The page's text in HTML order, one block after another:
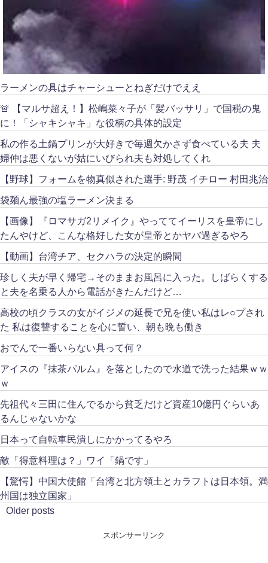
ラーメンの具はチャーシューとねぎだけでええ
🚨 【マルサ超え！】松嶋菜々子が「髪バッサリ」で国税の鬼
に！「シャキシャキ」な役柄の具体的設定
私の作る土鍋プリンが大好きで毎週欠かさず食べている夫 夫
婦仲は悪くないが姑にいびられ夫も対処してくれ
【野球】フォームを物真似された選手: 野茂 イチロー 村田兆治
袋麺ん最強の塩ラーメン決まる
【画像】『ロマサガ2リメイク』やっててイーリスを皇帝にし
たんやけど、こんな格好した女が皇帝とかヤバ過ぎるやろ
【動画】台湾チア、セクハラの決定的瞬間
珍しく夫が早く帰宅→そのままお風呂に入った。しばらくする
と夫を名乗る人から電話がきたんだけど…
高校の頃クラスの女がイジメの延長で兄を使い私はレ○プされ
た 私は復讐することを心に誓い、朝も晩も働き
おでんで一番いらない具って何？
アイスの『抹茶パルム』を落としたので水道で洗った結果ｗｗ
ｗ
先祖代々三田に住んでるから貧乏だけど資産10億円ぐらいあ
るんじゃないかな
日本って自転車民潰しにかかってるやろ
敵「得意料理は？」ワイ「鍋です」
【驚愕】中国大使館「台湾と北方領土とカラフトは日本領。満
州国は独立国家」
Older posts
スポンサーリンク